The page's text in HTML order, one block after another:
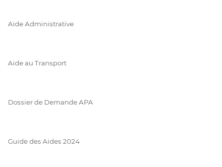
Aide Administrative
Aide au Transport
Dossier de Demande APA
Guide des Aides 2024